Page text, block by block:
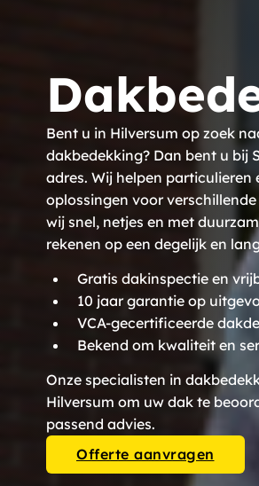
Bent u in Hilversum op zoek
dakbedekking? Dan bent u bij
adres. Wij helpen
oplossingen voor
wij snel, netjes en met
rekenen op een degelijk en
Gratis dakinspectie en
10 jaar garantie op
VCA-gecertificeerde
Bekend om kwaliteit en
Onze specialisten in
Hilversum om uw dak te
passend advies.
Offerte aanvragen